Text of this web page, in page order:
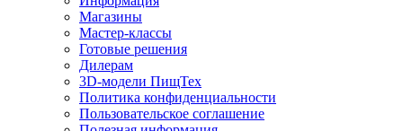
Магазины
Мастер-классы
Готовые решения
Дилерам
3D-модели ПищТех
Политика конфиденциальности
Пользовательское соглашение